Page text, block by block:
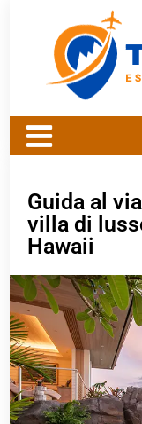
Guida al
villa di
Hawaii